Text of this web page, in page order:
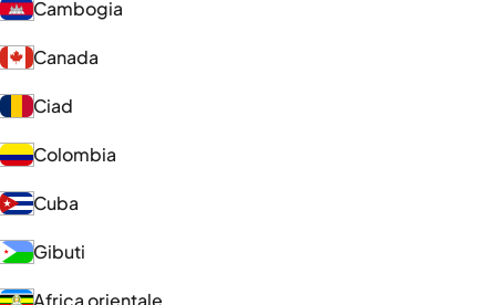
Cambogia
Canada
Ciad
Colombia
Cuba
Gibuti
Africa orientale